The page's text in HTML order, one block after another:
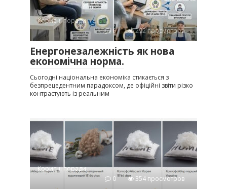
Корисні поради
0
292 просмотров
Енергонезалежність як нова
економічна норма.
Сьогодні національна економіка стикається з
безпрецедентним парадоксом, де офіційні звіти різко
контрастують із реальним
Корисні поради
0
354 просмотров